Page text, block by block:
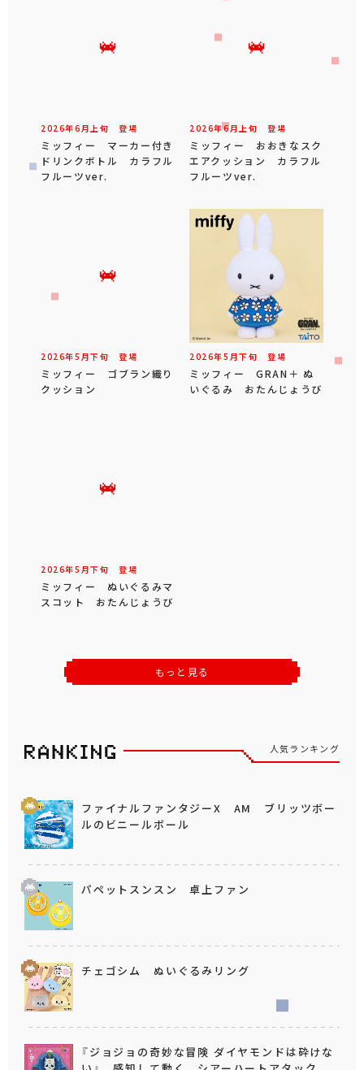
2026年6 月 上旬 登場
ミッフィー マーカー付き
ドリンクボトル カラフル
フルーツver.
2026年6月 上旬 登場
ミッフィー おおきなスク
エアクッション カラフル
フルーツver.
2026年5 月下旬 登場
ミッフィー ゴブラン織り
クッション
2026年5 月下旬 登場
ミッフィー GRAN＋ ぬ
いぐるみ おたんじょうび
2026年5 月下旬 登場
ミッフィー ぬいぐるみマ
スコット おたんじょうび
もっと見る
人気ランキング
ファイナルファンタジーX AM ブリッツボー
ルのビニールボール
パペットスンスン 卓上ファン
チェゴシム ぬいぐるみリング
『ジョジョの奇妙な冒険 ダイヤモンドは砕けな